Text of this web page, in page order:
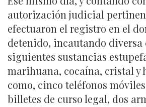
autorización judicial
efectuaron el registro en el
detenido, incautando diversa
siguientes sustancias
marihuana, cocaína, cristal y
como, cinco teléfonos
billetes de curso legal, dos